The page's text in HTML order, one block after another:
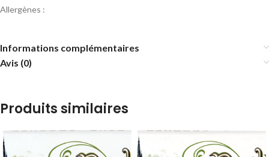
Allergènes :
Informations complémentaires
Avis (0)
Produits similaires